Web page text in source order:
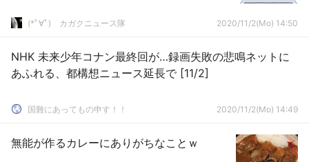
(*ﾟ∀ﾟ)ゞカガクニュース隊 2020/11/2(Mo) 14:50
NHK 未来少年コナン最終回が…録画失敗の悲鳴ネットに
あふれる、都構想ニュース延長で [11/2]
国難にあってもの申す！！ 2020/11/2(Mo) 14:49
無能が作るカレーにありがちなことｗ